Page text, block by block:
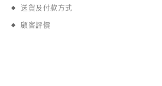
送貨及付款方式
顧客評價